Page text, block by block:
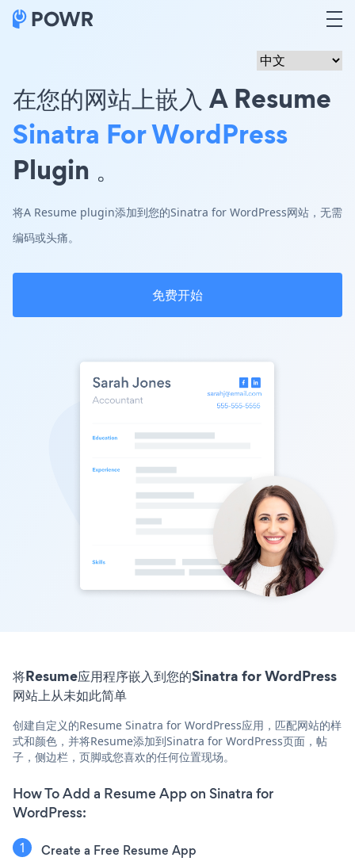
在您的网站上嵌入 A Resume
Sinatra For WordPress
Plugin 。
将A Resume plugin添加到您的Sinatra for WordPress网站，无需
编码或头痛。
免费开始
将Resume应用程序嵌入到您的Sinatra for WordPress
网站上从未如此简单
创建自定义的Resume Sinatra for WordPress应用，匹配网站的样
式和颜色，并将Resume添加到Sinatra for WordPress页面，帖
子，侧边栏，页脚或您喜欢的任何位置现场。
How To Add a Resume App on Sinatra for
WordPress:
Create a Free Resume App